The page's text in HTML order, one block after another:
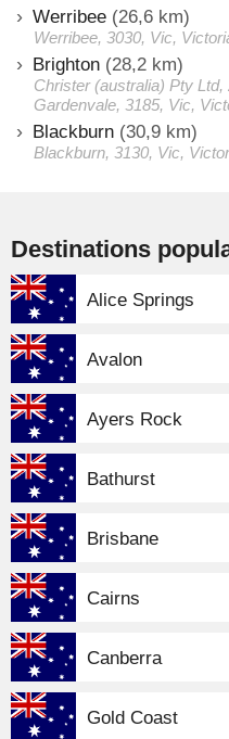
Werribee (26,6 km)
Werribee, 3030, Vic,
Brighton (28,2 km)
Christer (australia) Pty Ltd,
Gardenvale, 3185, Vic,
Blackburn (30,9 km)
Blackburn, 3130, Vic,
Destinations
Alice Springs
Avalon
Ayers Rock
Bathurst
Brisbane
Cairns
Canberra
Gold Coast